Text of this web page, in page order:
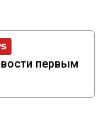
первым